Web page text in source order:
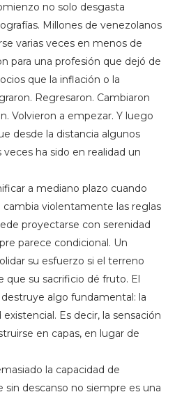
no solo desgasta
Millones de venezolanos
varias veces en menos de
para una profesión que dejó de
que la inflación o la
Regresaron. Cambiaron
Volvieron a empezar. Y luego
desde la distancia algunos
veces ha sido en realidad un
a mediano plazo cuando
cambia violentamente las reglas
proyectarse con serenidad
parece condicional. Un
su esfuerzo si el terreno
que su sacrificio dé fruto. El
algo fundamental: la
Es decir, la sensación
en capas, en lugar de
la capacidad de
sin descanso no siempre es una